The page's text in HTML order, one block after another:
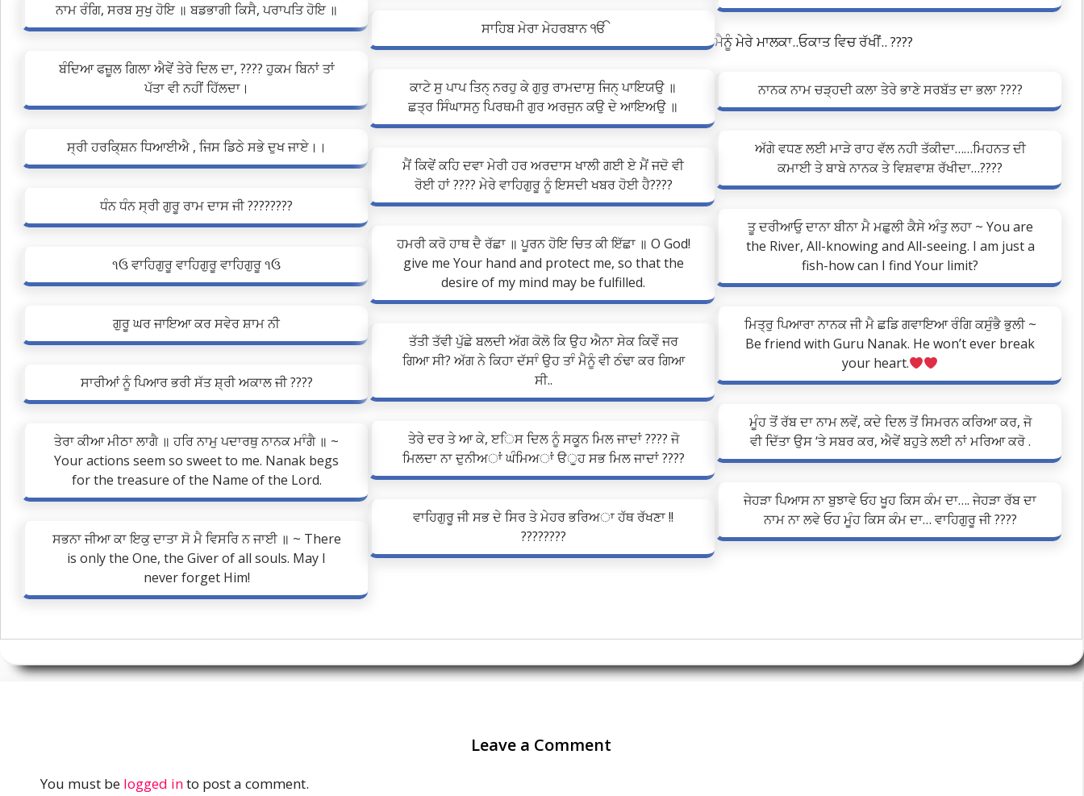
ਨਾਮ ਰੰਗਿ, ਸਰਬ ਸੁਖੁ ਹੋਇ ॥ ਬਡਭਾਗੀ ਕਿਸੈ, ਪਰਾਪਤਿ ਹੋਇ ॥
ਬੰਦਿਆ ਫਜ਼ੂਲ ਗਿਲਾ ਐਵੇਂ ਤੇਰੇ ਦਿਲ ਦਾ, ???? ਹੁਕਮ ਬਿਨਾਂ ਤਾਂ
ਪੱਤਾ ਵੀ ਨਹੀਂ ਹਿੱਲਦਾ।
ਸ੍ਰੀ ਹਰਕਿ੍ਸ਼ਨ ਧਿਆਈਐ , ਜਿਸ ਡਿਠੇ ਸਭੇ ਦੁਖ ਜਾਏ।।
ਧੰਨ ਧੰਨ ਸ੍ਰੀ ਗੁਰੂ ਰਾਮ ਦਾਸ ਜੀ ????????
૧ઉ ਵਾਹਿਗੁਰੂ ਵਾਹਿਗੁਰੂ ਵਾਹਿਗੁਰੂ ૧ઉ
ਗੁਰੂ ਘਰ ਜਾਇਆ ਕਰ ਸਵੇਰ ਸ਼ਾਮ ਨੀ
ਸਾਰੀਆਂ ਨੂੰ ਪਿਆਰ ਭਰੀ ਸੱਤ ਸ਼੍ਰੀ ਅਕਾਲ ਜੀ ????
ਤੇਰਾ ਕੀਆ ਮੀਠਾ ਲਾਗੈ ॥ ਹਰਿ ਨਾਮੁ ਪਦਾਰਥੁ ਨਾਨਕ ਮਾੰਗੈ ॥ ~
Your actions seem so sweet to me. Nanak begs
for the treasure of the Name of the Lord.
ਸਭਨਾ ਜੀਆ ਕਾ ਇਕੁ ਦਾਤਾ ਸੋ ਮੈ ਵਿਸਰਿ ਨ ਜਾਈ ॥ ~ There
is only the One, the Giver of all souls. May I
never forget Him!
ਸਾਹਿਬ ਮੇਰਾ ਮੇਹਰਬਾਨ ੴ
ਕਾਟੇ ਸੁ ਪਾਪ ਤਿਨੑ ਨਰਹੁ ਕੇ ਗੁਰੁ ਰਾਮਦਾਸੁ ਜਿਨੑ ਪਾਇਯਉ ॥
ਛਤ੍ਰ ਸਿੰਘਾਸਨੁ ਪਿਰਥਮੀ ਗੁਰ ਅਰਜੁਨ ਕਉ ਦੇ ਆਇਅਉ ॥
ਮੈਂ ਕਿਵੇਂ ਕਹਿ ਦਵਾ ਮੇਰੀ ਹਰ ਅਰਦਾਸ ਖਾਲੀ ਗਈ ਏ ਮੈਂ ਜਦੋ ਵੀ
ਰੋਈ ਹਾਂ ???? ਮੇਰੇ ਵਾਹਿਗੁਰੂ ਨੂੰ ਇਸਦੀ ਖਬਰ ਹੋਈ ਹੈ????
ਹਮਰੀ ਕਰੋ ਹਾਥ ਦੈ ਰੱਛਾ ॥ ਪੂਰਨ ਹੋਇ ਚਿਤ ਕੀ ਇੱਛਾ ॥ O God!
give me Your hand and protect me, so that the
desire of my mind may be fulfilled.
ਤੱਤੀ ਤੱਵੀ ਪੁੱਛੇ ਬਲਦੀ ਅੱਗ ਕੋਲੋ ਕਿ ਉਹ ਐਨਾ ਸੇਕ ਕਿਵੇੰ ਜਰ
ਗਿਆ ਸੀ? ਅੱਗ ਨੇ ਕਿਹਾ ਦੱਸਾੰ ਉਹ ਤਾੰ ਮੈਨੂੰ ਵੀ ਠੰਢਾ ਕਰ ਗਿਆ
ਸੀ..
ਤੇਰੇ ਦਰ ਤੇ ਆ ਕੇ, ੲਿਸ ਦਿਲ ਨੂੰ ਸਕੂਨ ਮਿਲ ਜਾਦਾਂ ???? ਜੋ
ਮਿਲਦਾ ਨਾ ਦੁਨੀਅਾਂ ਘੰਮਿਅਾਂ ੳੁੁਹ ਸਭ ਮਿਲ ਜਾਦਾਂ ????
ਵਾਹਿਗੁਰੂ ਜੀ ਸਭ ਦੇ ਸਿਰ ਤੇ ਮੇਹਰ ਭਰਿਅਾ ਹੱਥ ਰੱਖਣਾ !!
????????
ਮੈਨੂੰ ਮੇਰੇ ਮਾਲਕਾ..ਓਕਾਤ ਵਿਚ ਰੱਖੀਂ.. ????
ਨਾਨਕ ਨਾਮ ਚੜ੍ਹਦੀ ਕਲਾ ਤੇਰੇ ਭਾਣੇ ਸਰਬੱਤ ਦਾ ਭਲਾ ????
ਅੱਗੇ ਵਧਣ ਲਈ ਮਾੜੇ ਰਾਹ ਵੱਲ ਨਹੀ ਤੱਕੀਦਾ……ਮਿਹਨਤ ਦੀ
ਕਮਾਈ ਤੇ ਬਾਬੇ ਨਾਨਕ ਤੇ ਵਿਸ਼ਵਾਸ਼ ਰੱਖੀਦਾ…????
ਤੂ ਦਰੀਆਓੁ ਦਾਨਾ ਬੀਨਾ ਮੈ ਮਛੁਲੀ ਕੈਸੇ ਅੰਤੁ ਲਹਾ ~ You are
the River, All-knowing and All-seeing. I am just a
fish-how can I find Your limit?
ਮਿਤ੍ਰੁ ਪਿਆਰਾ ਨਾਨਕ ਜੀ ਮੈ ਛਡਿ ਗਵਾਇਆ ਰੰਗਿ ਕਸੁੰਭੈ ਭੁਲੀ ~
Be friend with Guru Nanak. He won’t ever break
your heart.
ਮੂੰਹ ਤੋਂ ਰੱਬ ਦਾ ਨਾਮ ਲਵੇਂ, ਕਦੇ ਦਿਲ ਤੋਂ ਸਿਮਰਨ ਕਰਿਆ ਕਰ, ਜੋ
ਵੀ ਦਿੱਤਾ ਉਸ ‘ਤੇ ਸਬਰ ਕਰ, ਐਵੇਂ ਬਹੁਤੇ ਲਈ ਨਾਂ ਮਰਿਆ ਕਰੋ .
ਜੇਹੜਾ ਪਿਆਸ ਨਾ ਬੁਝਾਵੇ ਓਹ ਖੂਹ ਕਿਸ ਕੰਮ ਦਾ…. ਜੇਹੜਾ ਰੱਬ ਦਾ
ਨਾਮ ਨਾ ਲਵੇ ਓਹ ਮੂੰਹ ਕਿਸ ਕੰਮ ਦਾ… ਵਾਹਿਗੁਰੂ ਜੀ ????
Leave a Comment
You must be logged into post a comment.